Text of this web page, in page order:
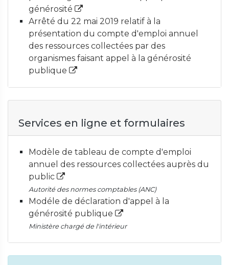
générosité
Arrêté du 22 mai 2019 relatif à la
présentation du compte d'emploi annuel
des ressources collectées par des
organismes faisant appel à la générosité
publique
Services en ligne et formulaires
Modèle de tableau de compte d'emploi
annuel des ressources collectées auprès du
public
Autorité des normes comptables (ANC)
Modéle de déclaration d'appel à la
générosité publique
Ministère chargé de l'intérieur